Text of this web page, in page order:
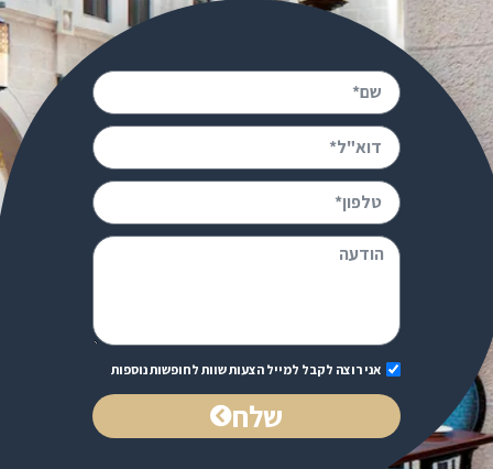
אני רוצה לקבל למייל הצעות שוות לחופשות נוספות
שלח